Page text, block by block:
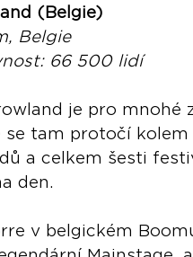
(Belgie)
Belgie
66 500 lidí
je pro mnohé
se tam protočí
a celkem šesti
den.
v belgickém